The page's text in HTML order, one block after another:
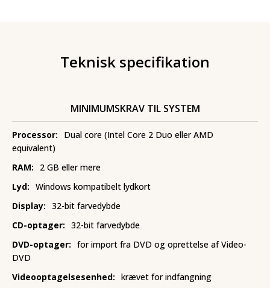
Teknisk specifikation
MINIMUMSKRAV TIL SYSTEM
Processor:
Dual core (Intel Core 2 Duo eller AMD
equivalent)
RAM:
2 GB eller mere
Lyd: Windows kompatibelt lydkort
Display: 32-bit farvedybde
CD-optager: 32-bit farvedybde
DVD-optager: for import fra DVD og oprettelse af Video-
DVD
Videooptagelsesenhed: krævet for indfangning